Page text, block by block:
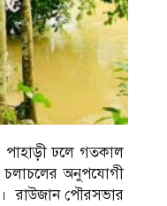
ও পাহাড়ী ঢলে গতকাল
চলাচলের অনুপযোগী
রাউজান পৌরসভার